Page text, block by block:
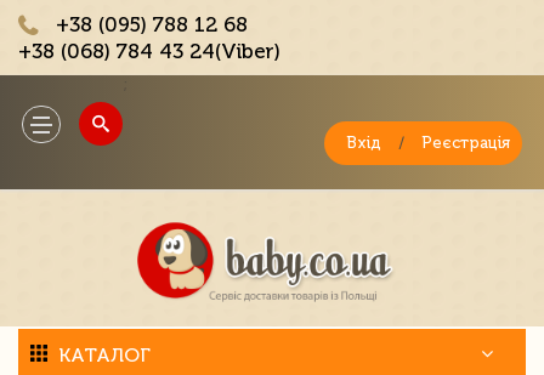
+38 (095) 788 12 68
+38 (068) 784 43 24(Viber)
Toggle
navigation
Вхід / Реєстрація
КАТАЛОГ